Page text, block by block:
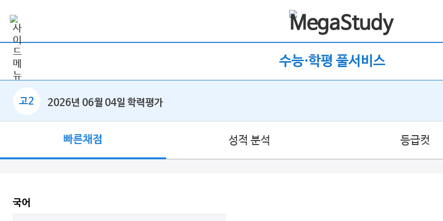
수능·학평 풀서비스
고2 2026년 06월 04일 학력평가
빠른채점 성적 분석 등급컷
국어